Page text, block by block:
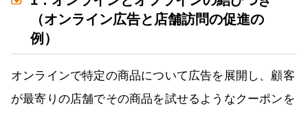
（オンライン広告と店舗訪問の促進の
例）
オンラインで特定の商品について広告を展開し、顧客
が最寄りの店舗でその商品を試せるようなクーポンを